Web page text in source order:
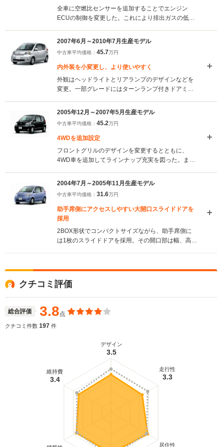
全車に空燃比センサーを追加することでエンジン
ECUの制御を変更した。これにより排出ガスの低減
を達成。また外板色には、ライトパープルマイカメ
タリックを追加。シート色も全5パターンが設定され
るなど、カラーバリエーションの充実が図られた。
（2010.8）
2007年6月～2010年7月生産モデル
中古車平均価格： 45.7万円
内外装を小変更し、より使いやすく
外観はヘッドライトとリアランプのデザインなどを
変更。一部グレードにはターンランプ付きドアミラ
内装では新たに撥水加工のシート表皮と、内装色を
採用。ステアリングとメーターのデザインも変更さ
れた。（2007.6）
2005年12月～2007年5月生産モデル
中古車平均価格： 45.2万円
4WDを追加設定
フロントグリルのデザインを変更するとともに、
4WD車を追加してラインナップ充実を図った。また
か、HDDナビをオプション設定した。(2005.12)
2004年7月～2005年11月生産モデル
中古車平均価格： 31.6万円
助手席側にアクセスしやすい大開口スライドドアを
採用
2BOX形状でコンパクトサイズながら、助手席側に
は1枚のスライドドアを採用。その開口部は幅、高さ
も同じドア（フランス語でポルテ）から乗れるとい
う新しい機能を備えた。室内の広さも特筆すべき
で、室内高はアルファードよりも高い1390mmを実
現。前後の席間のゆとりもセルシオを凌ぐ。また低
くフラットな床、豊富なシートアレンジなどミニバ
ン並みのユーティリティも魅力だ。搭載エンジンは
クチコミ評価
総合評価 3.8点
クチコミ件数 197 件
デザイン
3.5
走行性
3.3
居住性
維持費
3.4